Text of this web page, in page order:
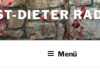
DIETER
Menü